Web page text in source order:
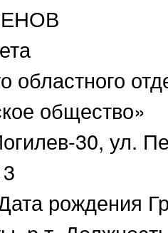
областного
общество»
30, ул.
рождения